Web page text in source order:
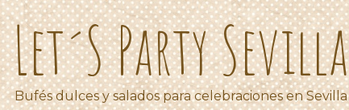
Let´s Party Sevilla
Bufés dulces y salados para celebraciones en Sevilla